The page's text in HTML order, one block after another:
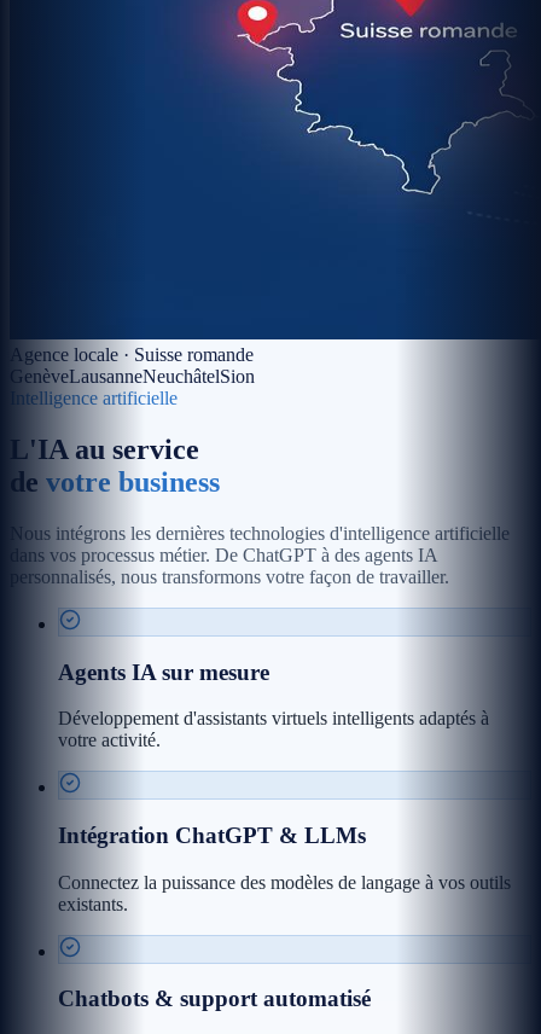
Agence locale · Suisse romande
GenèveLausanneNeuchâtelSion
Intelligence artificielle
L'IA au service
de votre business
Nous intégrons les dernières technologies d'intelligence artificielle
dans vos processus métier. De ChatGPT à des agents IA
personnalisés, nous transformons votre façon de travailler.
Agents IA sur mesure
Développement d'assistants virtuels intelligents adaptés à
votre activité.
Intégration ChatGPT & LLMs
Connectez la puissance des modèles de langage à vos outils
existants.
Chatbots & support automatisé